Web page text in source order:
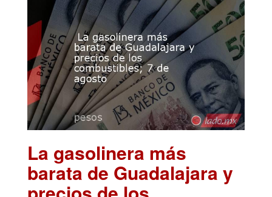
La gasolinera más
barata de Guadalajara y